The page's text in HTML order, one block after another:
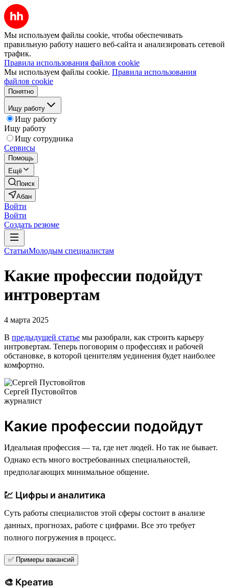
Мы используем файлы cookie, чтобы обеспечивать
правильную работу нашего веб-сайта и анализировать сетевой
трафик.
Правила использования файлов cookie
Мы используем файлы cookie. Правила использования
файлов cookie
Понятно
Ищу работу
Ищу работу
Ищу работу
Ищу сотрудника
Сервисы
Помощь
Ещё
Поиск
Абан
Войти
Войти
Создать резюме
СтатьиМолодым специалистам
Какие профессии подойдут
интровертам
4 марта 2025
В предыдущей статье мы разобрали, как строить карьеру
интровертам. Теперь поговорим о профессиях и рабочей
обстановке, в которой ценителям уединения будет наиболее
комфортно.
Сергей Пустовойтов
журналист
Какие профессии подойдут
Идеальная профессия — та, где нет людей. Но так не бывает.
Однако есть много востребованных специальностей,
предполагающих минимальное общение.
💹 Цифры и аналитика
Суть работы специалистов этой сферы состоит в анализе
данных, прогнозах, работе с цифрами. Все это требует
полного погружения в процесс.
✅ Примеры вакансий
🎨 Креатив